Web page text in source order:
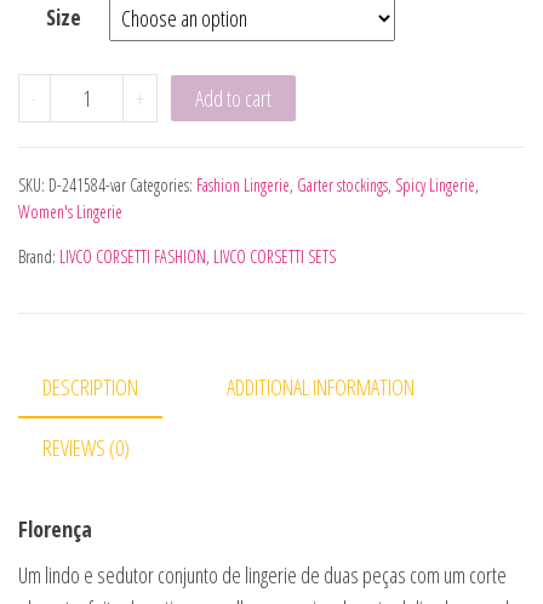
Size
- LIVCO CORSETTI FASHION - FLORENCIA 20244 SUTIÃ +
+ Add to cart
SKU: D-241584-var Categories: Fashion Lingerie, Garter stockings, Spicy Lingerie,
Women's Lingerie
Brand: LIVCO CORSETTI FASHION, LIVCO CORSETTI SETS
DESCRIPTION ADDITIONAL INFORMATION
REVIEWS (0)
Florença
Um lindo e sedutor conjunto de lingerie de duas peças com um corte